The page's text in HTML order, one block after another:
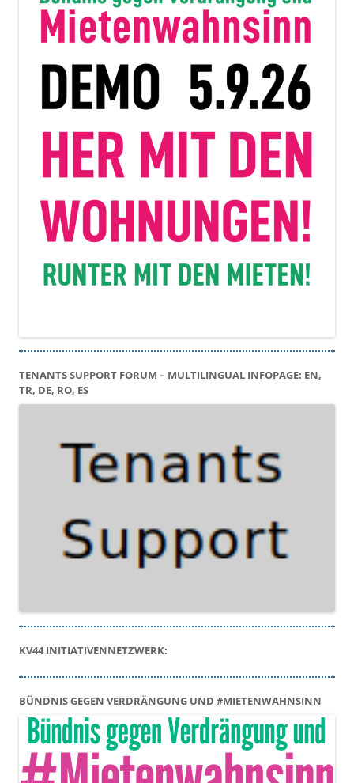
TENANTS SUPPORT FORUM – MULTILINGUAL INFOPAGE: EN,
TR, DE, RO, ES
KV44 INITIATIVENNETZWERK:
BÜNDNIS GEGEN VERDRÄNGUNG UND #MIETENWAHNSINN